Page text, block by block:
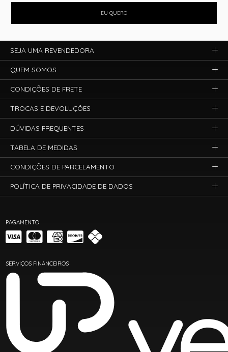
EU QUERO
PAGAMENTO
SERVIÇOS FINANCEIROS
SEJA UMA REVENDEDORA
QUEM SOMOS
CONDIÇÕES DE FRETE
TROCAS E DEVOLUÇÕES
DÚVIDAS FREQUENTES
TABELA DE MEDIDAS
CONDIÇÕES DE PARCELAMENTO
POLÍTICA DE PRIVACIDADE DE DADOS